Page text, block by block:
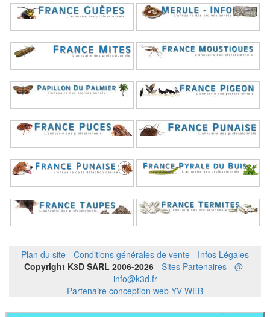
Plan du site - Conditions générales de vente - Infos Légales
Copyright K3D SARL 2006-2026 - Sites Partenaires - @-
info@k3d.fr
Partenaire conception web YV WEB